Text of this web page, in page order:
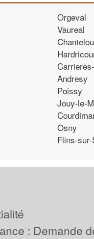
Orgeval
Vaureal
Andresy
Poissy
Jouy-le-
Osny
Flins-
: Demande